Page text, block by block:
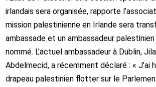
irlandais sera organisée, rapporte
mission palestinienne en Irlande sera
ambassade et un ambassadeur
nommé. L’actuel ambassadeur à Dublin,
Abdelmecid, a récemment déclaré : « J’ai
drapeau palestinien flotter sur le